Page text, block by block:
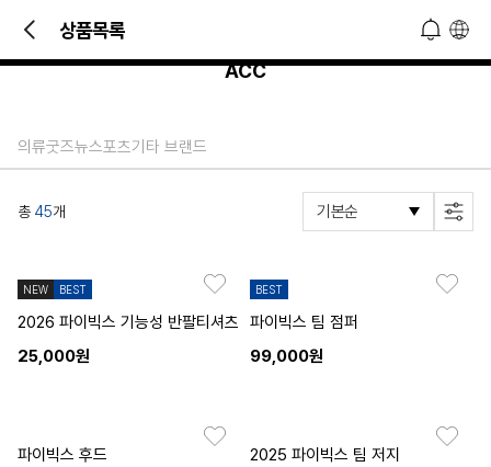
빠른 문의 및 소식 접하기!
오늘 하루 열지 않기
상품목록
ACC
의류굿즈뉴스포츠기타 브랜드
총 45개
NEW BEST
2026 파이빅스 기능성 반팔티셔츠
25,000원
BEST
파이빅스 팀 점퍼
99,000원
파이빅스 후드
2025 파이빅스 팀 저지